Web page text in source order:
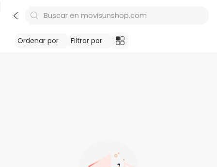
Buscar en movisunshop.com
Ordenar por Filtrar por